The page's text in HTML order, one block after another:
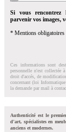
Si vous
parvenir vos images,
* Mentions obligatoires
Ces informations sont
personnelle n'est collectée
droit d'accés, de
concernant (loi
la demande par mail à
Authenticité est le
d'art, spécialistes en
anciens et modernes.